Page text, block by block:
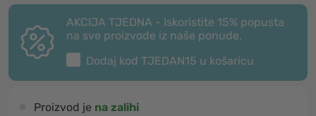
AKCIJA TJEDNA - Iskoristite 15% popusta
na sve proizvode iz naše ponude.
Dodaj kod TJEDAN15 u košaricu
Proizvod je na zalihi